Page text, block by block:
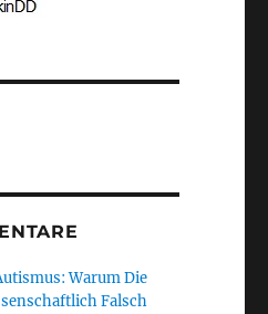
Warum Die
Falsch